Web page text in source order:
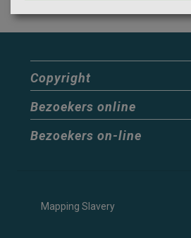
Copyright
Bezoekers online
Bezoekers on-line
Mapping Slavery